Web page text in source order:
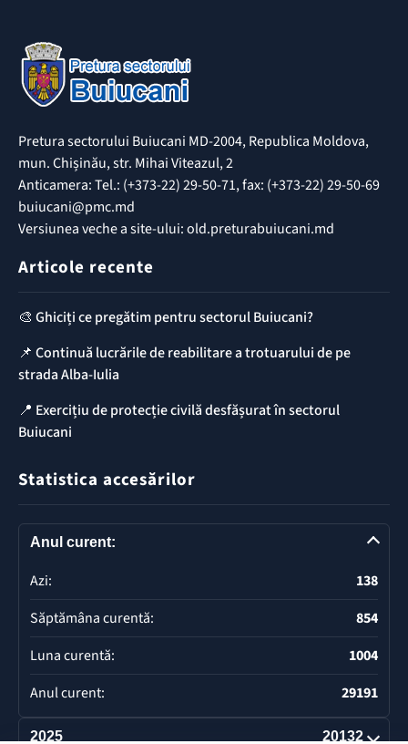
Pretura sectorului Buiucani MD-2004, Republica Moldova,
mun. Chișinău, str. Mihai Viteazul, 2
Anticamera: Tel.: (+373-22) 29-50-71, fax: (+373-22) 29-50-69
buiucani@pmc.md
Versiunea veche a site-ului: old.preturabuiucani.md
Articole recente
🎨 Ghiciți ce pregătim pentru sectorul Buiucani?
📌 Continuă lucrările de reabilitare a trotuarului de pe
strada Alba-Iulia
📍 Exercițiu de protecție civilă desfășurat în sectorul
Buiucani
Statistica accesărilor
Anul curent:
Azi:
138
Săptămâna curentă:
854
Luna curentă:
1004
Anul curent:
29191
2025 20132